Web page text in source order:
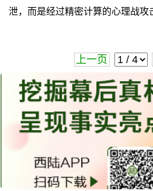
泄，而是经过精密计算的心理战攻
上一页